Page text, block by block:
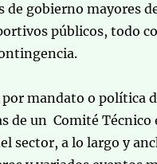
de gobierno mayores
públicos, todo
mandato o política
de un Comité
sector, a lo largo y